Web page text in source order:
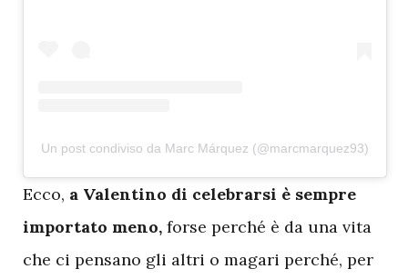
Un post condiviso da Marc Márquez (@marcmarquez93)
Ecco, a Valentino di celebrarsi è sempre
importato meno, forse perché è da una vita
che ci pensano gli altri o magari perché, per